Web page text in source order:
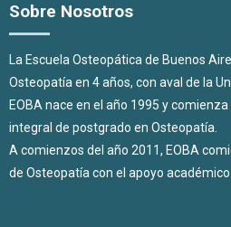
Sobre Nosotros
La Escuela Osteopática de Buenos
Osteopatía en 4 años, con aval de la
EOBA nace en el año 1995 y
integral de postgrado en Osteopatía.
A comienzos del año 2011, EOBA
de Osteopatía con el apoyo académico